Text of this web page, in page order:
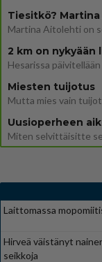
2 km on
Miesten tuijotus
Laittomassa
Hirveä väistänyt
seikkoja